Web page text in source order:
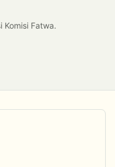
Komisi Fatwa.